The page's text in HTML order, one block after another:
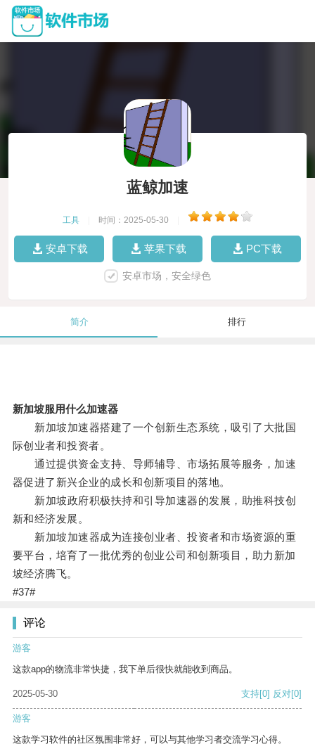
蓝鲸加速
工具 时间：2025-05-30
安卓下载 苹果下载 PC下载
安卓市场，安全绿色
简介 排行
新加坡服用什么加速器
新加坡加速器搭建了一个创新生态系统，吸引了大批国
际创业者和投资者。
通过提供资金支持、导师辅导、市场拓展等服务，加速
器促进了新兴企业的成长和创新项目的落地。
新加坡政府积极扶持和引导加速器的发展，助推科技创
新和经济发展。
新加坡加速器成为连接创业者、投资者和市场资源的重
要平台，培育了一批优秀的创业公司和创新项目，助力新加
坡经济腾飞。
#37#
评论
游客
这款app的物流非常快捷，我下单后很快就能收到商品。
2025-05-30 支持[0] 反对[0]
游客
这款学习软件的社区氛围非常好，可以与其他学习者交流学习心得。